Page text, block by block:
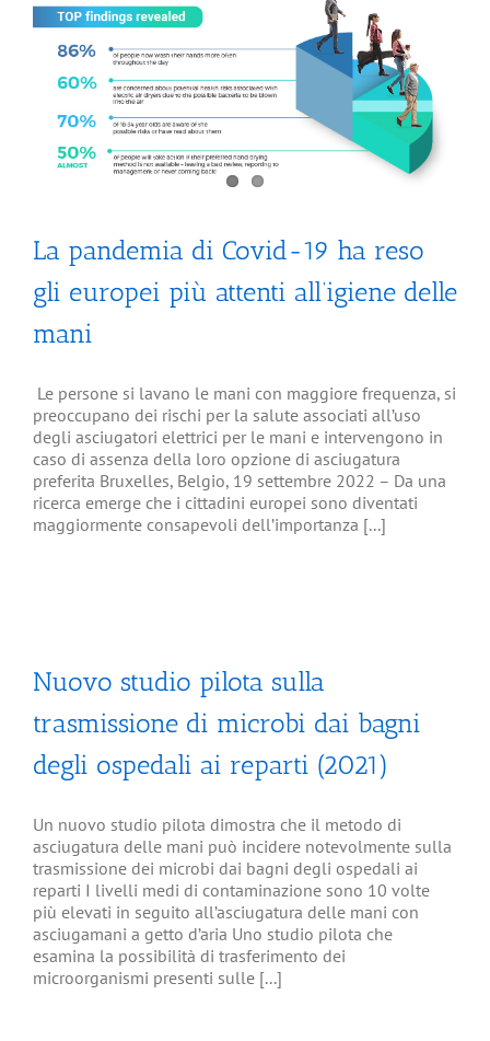
La pandemia di Covid-19 ha reso
gli europei più attenti all’igiene delle
mani
Le persone si lavano le mani con maggiore frequenza, si
preoccupano dei rischi per la salute associati all’uso
degli asciugatori elettrici per le mani e intervengono in
caso di assenza della loro opzione di asciugatura
preferita Bruxelles, Belgio, 19 settembre 2022 – Da una
ricerca emerge che i cittadini europei sono diventati
maggiormente consapevoli dell’importanza [...]
Nuovo studio pilota sulla
trasmissione di microbi dai bagni
degli ospedali ai reparti (2021)
Un nuovo studio pilota dimostra che il metodo di
asciugatura delle mani può incidere notevolmente sulla
trasmissione dei microbi dai bagni degli ospedali ai
reparti I livelli medi di contaminazione sono 10 volte
più elevati in seguito all’asciugatura delle mani con
asciugamani a getto d’aria Uno studio pilota che
esamina la possibilità di trasferimento dei
microorganismi presenti sulle [...]